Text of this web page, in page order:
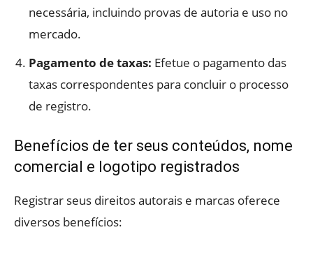
necessária, incluindo provas de autoria e uso no
mercado.
Pagamento de taxas: Efetue o pagamento das
taxas correspondentes para concluir o processo
de registro.
Benefícios de ter seus conteúdos, nome
comercial e logotipo registrados
Registrar seus direitos autorais e marcas oferece
diversos benefícios: